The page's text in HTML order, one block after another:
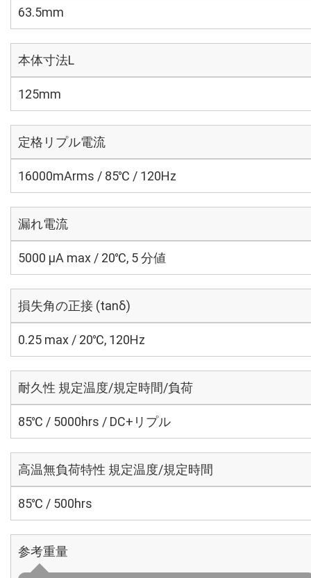
63.5mm
本体寸法L
125mm
定格リプル電流
16000mArms / 85℃ / 120Hz
漏れ電流
5000 μA max / 20℃, 5 分値
損失角の正接 (tanδ)
0.25 max / 20℃, 120Hz
耐久性 規定温度/規定時間/負荷
85℃ / 5000hrs / DC+リプル
高温無負荷特性 規定温度/規定時間
85℃ / 500hrs
参考重量